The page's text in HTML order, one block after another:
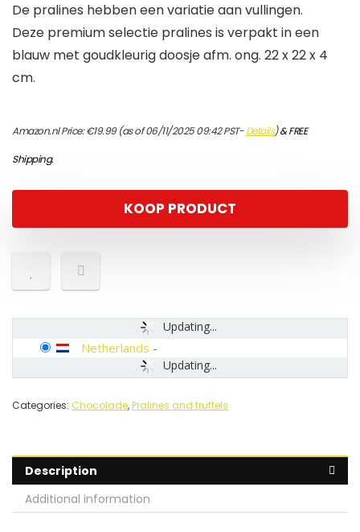
De pralines hebben een variatie aan vullingen.
Deze premium selectie pralines is verpakt in een
blauw met goudkleurig doosje afm. ong. 22 x 22 x 4
cm.
Amazon.nl Price:€19.99(as of 06/11/2025 09:42 PST-Details)&FREE
Shipping.
KOOP PRODUCT
Updating...
Updating...
Netherlands -
Categories: Chocolade,Pralines and truffels
Description
Additional information